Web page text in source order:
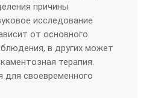
причины
исследование
от основного
в других может
терапия.
для своевременного